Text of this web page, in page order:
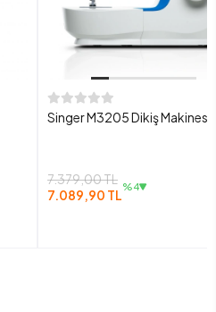
Singer M3205 Dikiş Makinesi
7.379,00 TL
7.089,90 TL %4